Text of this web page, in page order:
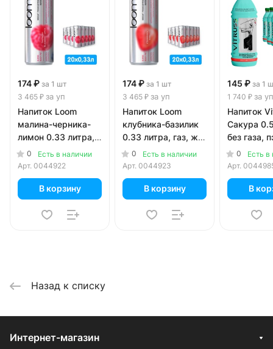
174 ₽ за 1 шт
3 465 ₽ за уп
Напиток Loom
малина-черника-
лимон 0.33 литра,
газ, ж/б, 20 шт. в
уп.
0
Есть в наличии
Арт. 0044922
В корзину
174 ₽ за 1 шт
3 465 ₽ за уп
Напиток Loom
клубника-базилик
0.33 литра, газ, ж/
б, 20 шт. в уп.
0
Есть в наличии
Арт. 0044923
В корзину
145 ₽ за 1
1 740 ₽ за уп
Напиток
Сакура 0.5 литра,
без газа,
в уп.
0
Есть в
Арт.
В
Назад к списку
Интернет-магазин